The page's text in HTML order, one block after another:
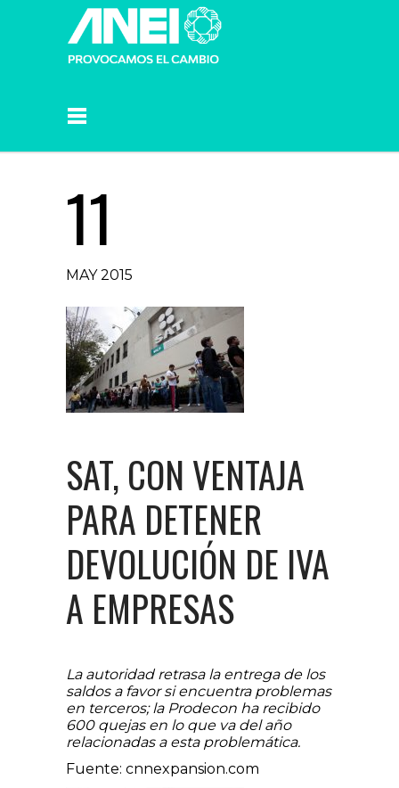
11
MAY 2015
SAT, CON VENTAJA
PARA DETENER
DEVOLUCIÓN DE IVA
A EMPRESAS
La autoridad retrasa la entrega de los
saldos a favor si encuentra problemas
en terceros; la Prodecon ha recibido
600 quejas en lo que va del año
relacionadas a esta problemática.
Fuente: cnnexpansion.com